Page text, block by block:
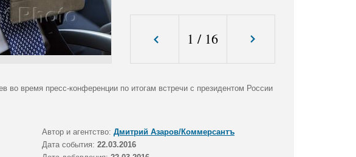
1 / 16
во время пресс-конференции по итогам встречи с президентом России
Автор и агентство: Дмитрий Азаров/Коммерсантъ
Дата события: 22.03.2016